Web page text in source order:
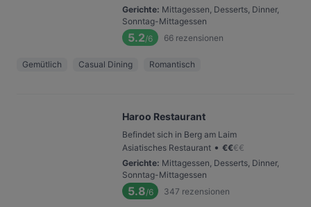
Gerichte: Mittagessen, Desserts, Dinner,
Sonntag-Mittagessen
5.2/6 66 rezensionen
Gemütlich Casual Dining Romantisch
Haroo Restaurant
Befindet sich in Berg am Laim
Asiatisches Restaurant • €€€€
Gerichte: Mittagessen, Desserts, Dinner,
Sonntag-Mittagessen
5.8/6 347 rezensionen